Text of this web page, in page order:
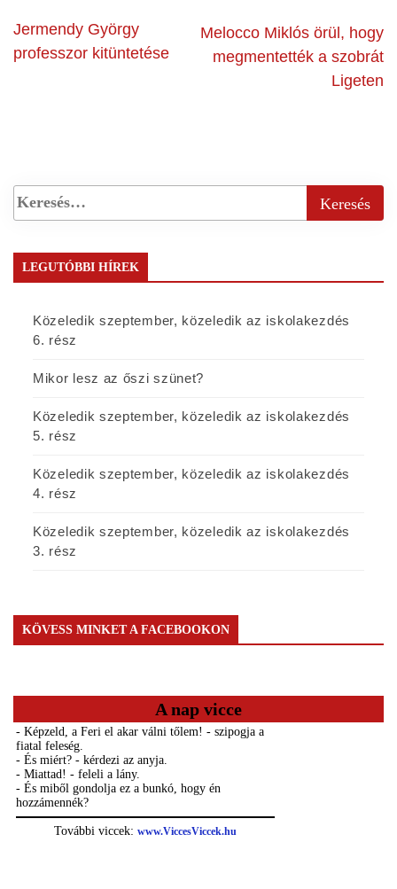
Jermendy György
professzor kitüntetése
Melocco Miklós örül, hogy
megmentették a szobrát
Ligeten
LEGUTÓBBI HÍREK
Közeledik szeptember, közeledik az iskolakezdés
6. rész
Mikor lesz az őszi szünet?
Közeledik szeptember, közeledik az iskolakezdés
5. rész
Közeledik szeptember, közeledik az iskolakezdés
4. rész
Közeledik szeptember, közeledik az iskolakezdés
3. rész
KÖVESS MINKET A FACEBOOKON
A nap vicce